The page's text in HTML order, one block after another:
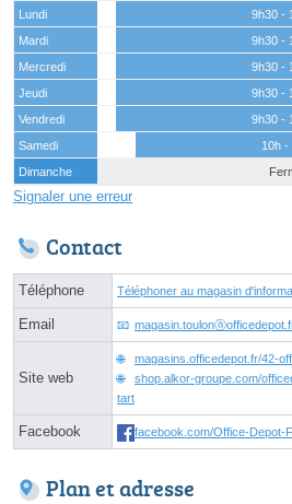
Lundi
9h30 -
Mardi
9h30 -
Mercredi
9h30 -
Jeudi
9h30 -
Vendredi
9h30 -
Samedi
10h -
Dimanche
Signaler une erreur
Contact
Téléphone Téléphoner au magasin
Email
Site web
magasins.officedepot.fr/42-
shop.alkor-groupe.com/
tart
Facebook facebook.com/Office-Depot-
Plan et adresse